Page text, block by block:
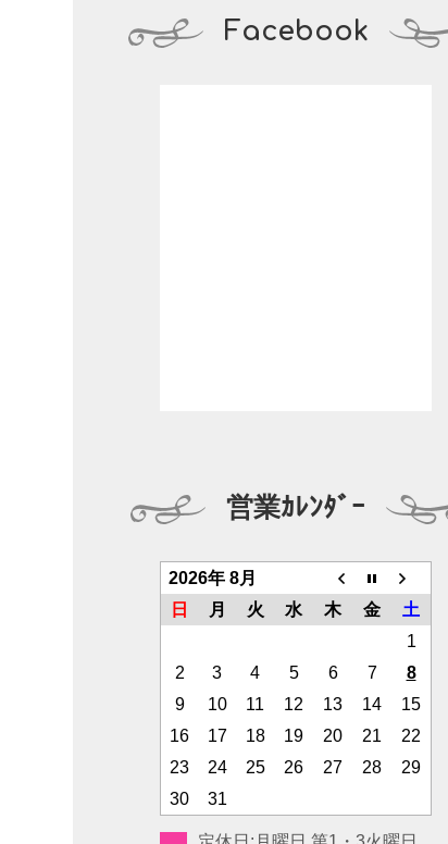
Facebook
営業ｶﾚﾝﾀﾞｰ
2026年 8月
日
月 火 水 木 金
土
1
2
3 4 5 6 7
8
9
10 11 12 13 14
15
16
17 18 19 20 21
22
23
24 25 26 27 28
29
30
31